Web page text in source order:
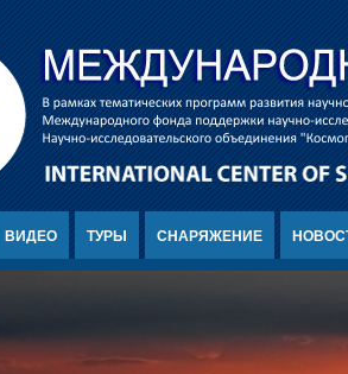
ВИДЕО ТУРЫ СНАРЯЖЕНИЕ